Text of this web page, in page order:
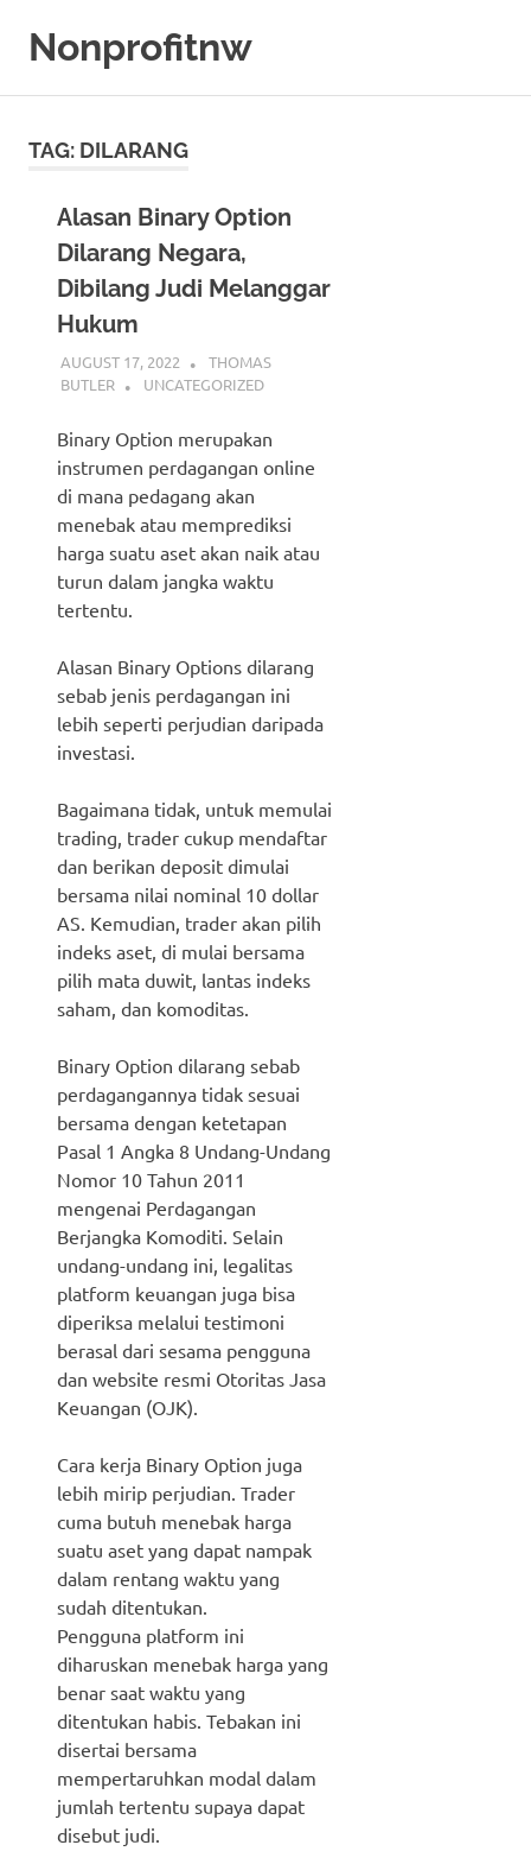
Nonprofitnw
Hari
TAG: DILARANG
Alasan Binary Option
Dilarang Negara,
Dibilang Judi Melanggar
Hukum
AUGUST 17, 2022
THOMAS
BUTLER
UNCATEGORIZED
Binary Option merupakan
instrumen perdagangan online
di mana pedagang akan
menebak atau memprediksi
harga suatu aset akan naik atau
turun dalam jangka waktu
tertentu.
Alasan Binary Options dilarang
sebab jenis perdagangan ini
lebih seperti perjudian daripada
investasi.
Bagaimana tidak, untuk memulai
trading, trader cukup mendaftar
dan berikan deposit dimulai
bersama nilai nominal 10 dollar
AS. Kemudian, trader akan pilih
indeks aset, di mulai bersama
pilih mata duwit, lantas indeks
saham, dan komoditas.
Binary Option dilarang sebab
perdagangannya tidak sesuai
bersama dengan ketetapan
Pasal 1 Angka 8 Undang-Undang
Nomor 10 Tahun 2011
mengenai Perdagangan
Berjangka Komoditi. Selain
undang-undang ini, legalitas
platform keuangan juga bisa
diperiksa melalui testimoni
berasal dari sesama pengguna
dan website resmi Otoritas Jasa
Keuangan (OJK).
Cara kerja Binary Option juga
lebih mirip perjudian. Trader
cuma butuh menebak harga
suatu aset yang dapat nampak
dalam rentang waktu yang
sudah ditentukan.
Pengguna platform ini
diharuskan menebak harga yang
benar saat waktu yang
ditentukan habis. Tebakan ini
disertai bersama
mempertaruhkan modal dalam
jumlah tertentu supaya dapat
disebut judi.